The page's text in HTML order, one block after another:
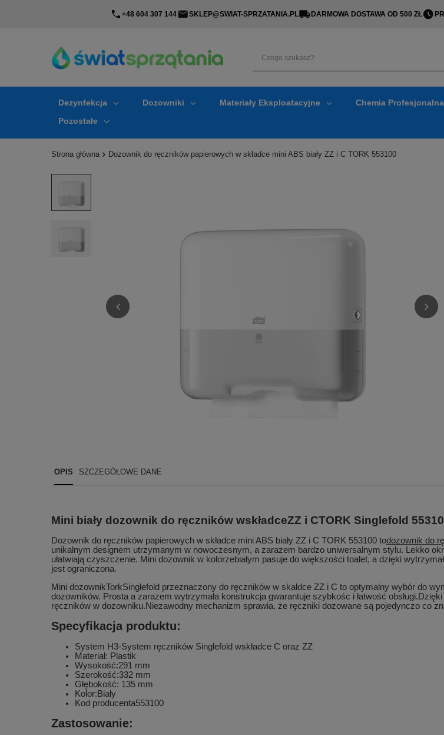
+48 604 307 144 SKLEP@SWIAT-SPRZATANIA.PL DARMOWA DOSTAWA OD 500 ZŁ
Dezynfekcja Dozowniki Materiały Eksploatacyjne Chemia Profesjonalna
Pozostałe
Strona główna Dozownik do ręczników papierowych w składce mini ABS biały ZZ i C TORK 553100
OPIS SZCZEGÓŁOWE DANE
Mini biały dozownik do ręczników wskładceZZ i CTORK Singlefold
Dozownik do ręczników papierowych w składce mini ABS biały ZZ i C TORK 553100 todozownik do
unikalnym designem utrzymanym w nowoczesnym, a zarazem bardzo uniwersalnym stylu. Lekko
ułatwiają czyszczenie. Mini dozownik w kolorzebiałym pasuje do większości toalet, a dzięki
jest ograniczona.
Mini dozownikTorkSinglefold przeznaczony do ręczników w skałdce ZZ i C to optymalny wybór do
dozowników. Prosta a zarazem wytrzymała konstrukcja gwarantuje szybkośc i łatwość
ręczników w dozowniku.Niezawodny mechanizm sprawia, że ręczniki dozowane są pojedynczo co
Specyfikacja produktu:
System H3-System ręczników Singlefold wskładce C oraz ZZ
Materiał: Plastik
Wysokość:291 mm
Szerokość:332 mm
Głębokość: 135 mm
Kolor:Biały
Kod producenta553100
Zastosowanie: